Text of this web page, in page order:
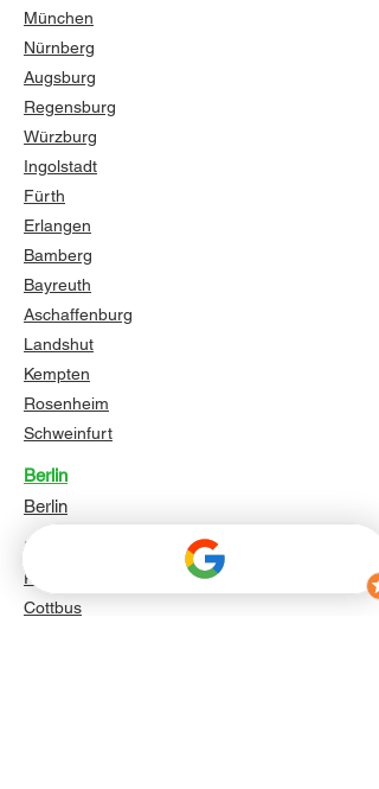
München
Nürnberg
Augsburg
Regensburg
Würzburg
Ingolstadt
Fürth
Erlangen
Bamberg
Bayreuth
Aschaffenburg
Landshut
Kempten
Rosenheim
Schweinfurt
Berlin
Berlin
Brandenburg
Potsdam
Cottbus